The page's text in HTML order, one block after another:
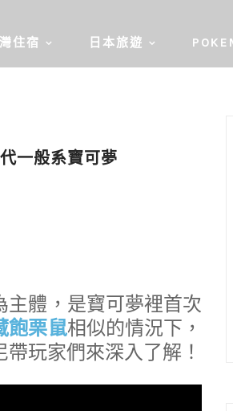
住宿 日本旅遊
一般系寶可夢
體，是寶可夢裡首次
飽栗鼠相似的情況下，
玩家們來深入了解！